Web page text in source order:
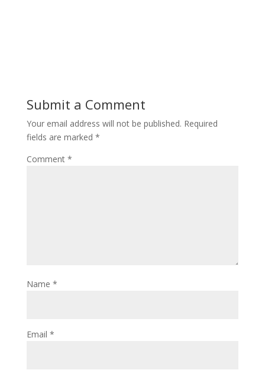
Submit a Comment
Your email address will not be published. Required
fields are marked *
Comment *
Name *
Email *